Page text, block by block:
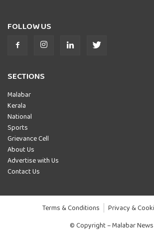
FOLLOW US
SECTIONS
Malabar
Kerala
National
Sports
Grievance Cell
About Us
Advertise with Us
Contact Us
Terms & Conditions
Privacy &
© Copyright – Malabar News